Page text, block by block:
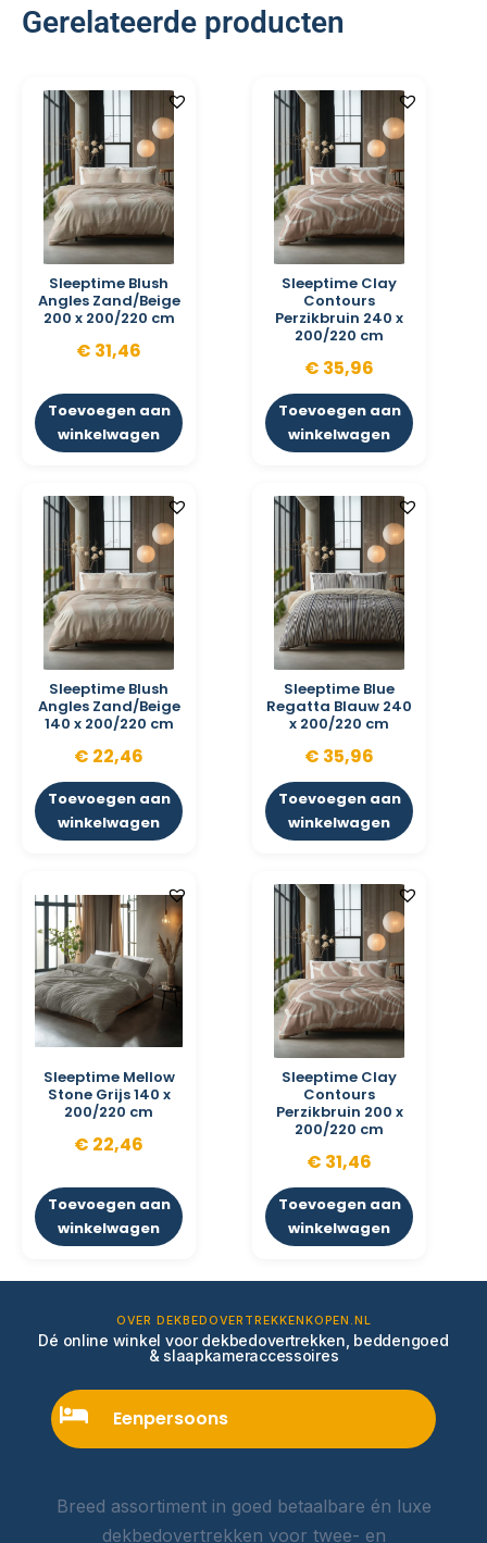
Gerelateerde producten
Sleeptime Blush
Angles Zand/Beige
200 x 200/220 cm
€ 31,46
Toevoegen aan
winkelwagen
Sleeptime Clay
Contours
Perzikbruin 240 x
200/220 cm
€ 35,96
Toevoegen aan
winkelwagen
Sleeptime Blush
Angles Zand/Beige
140 x 200/220 cm
€ 22,46
Toevoegen aan
winkelwagen
Sleeptime Blue
Regatta Blauw 240
x 200/220 cm
€ 35,96
Toevoegen aan
winkelwagen
Sleeptime Mellow
Stone Grijs 140 x
200/220 cm
€ 22,46
Toevoegen aan
winkelwagen
Sleeptime Clay
Contours
Perzikbruin 200 x
200/220 cm
€ 31,46
Toevoegen aan
winkelwagen
OVER DEKBEDOVERTREKKENKOPEN.NL
Dé online winkel voor dekbedovertrekken, beddengoed
& slaapkameraccessoires
Eenpersoons
Breed assortiment in goed betaalbare én luxe
dekbedovertrekken voor twee- en